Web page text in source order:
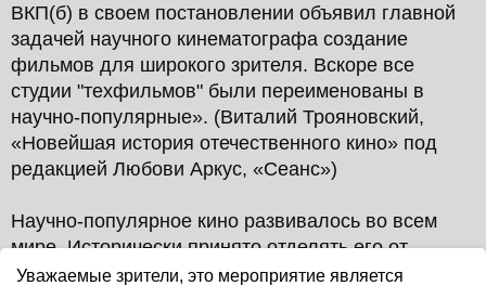
ВКП(б) в своем постановлении объявил главной
задачей научного кинематографа создание
фильмов для широкого зрителя. Вскоре все
студии "техфильмов" были переименованы в
научно-популярные». (Виталий Трояновский,
«Новейшая история отечественного кино» под
редакцией Любови Аркус, «Сеанс»)
Научно-популярное кино развивалось во всем
мире. Исторически принято отделять его от
люмьеровского кинематографа, что не совсем
Уважаемые зрители, это мероприятие является